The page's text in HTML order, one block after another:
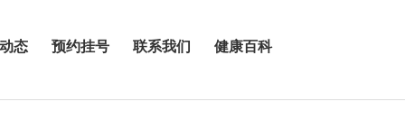
态 预约挂号 联系我们 健康百科